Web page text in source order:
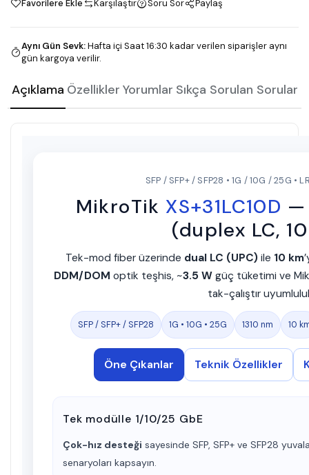
Favorilere Ekle Karşılaştır Soru Sor Paylaş
Aynı Gün Sevk:Hafta içi Saat 16:30 kadar verilen siparişler aynı
gün kargoya verilir.
Açıklama Özellikler Yorumlar Sıkça Sorulan Sorular
SFP / SFP+ / SFP28 • 1G / 10G / 25G •
MikroTik XS+31LC10D —
(duplex LC,
Tek-mod fiber üzerinde dual LC (UPC)ile 10 km
DDM/DOM optik teşhis, ~3.5 W güç tüketimi ve
tak-çalıştır
SFP / SFP+ / SFP28 1G • 10G • 25G 1310 nm 10
Öne Çıkanlar Teknik Özellikler
Tek modülle 1/10/25 GbE
Çok-hız desteği sayesinde SFP, SFP+ ve SFP28
senaryoları kapsayın.